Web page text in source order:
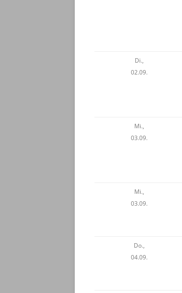
Di.,
02.09.
Mi.,
03.09.
Mi.,
03.09.
Do.,
04.09.